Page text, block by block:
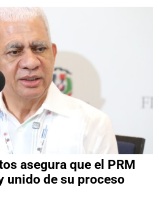
asegura que el PRM
unido de su proceso